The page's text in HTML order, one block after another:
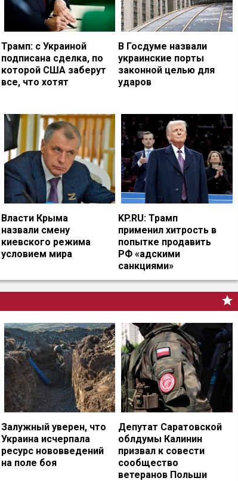
Трамп: с Украиной
подписана сделка, по
которой США заберут
все, что хотят
В Госдуме назвали
украинские порты
законной целью для
ударов
Власти Крыма
назвали смену
киевского режима
условием мира
KP.RU: Трамп
применил хитрость в
попытке продавить
РФ «адскими
санкциями»
Залужный уверен, что
Украина исчерпала
ресурс нововведений
на поле боя
Депутат Саратовской
облдумы Калинин
призвал к совести
сообщество
ветеранов Польши